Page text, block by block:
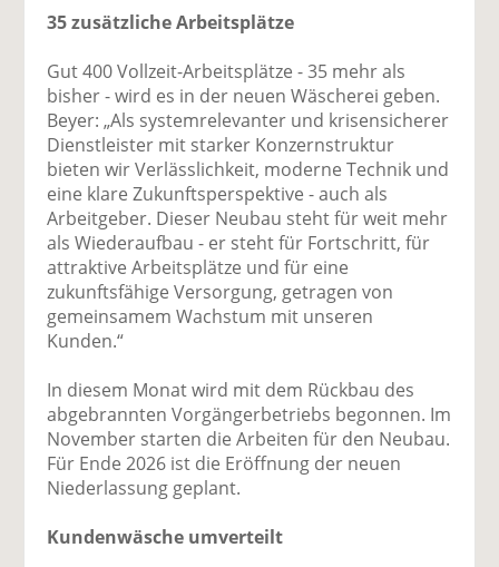
35 zusätzliche Arbeitsplätze
Gut 400 Vollzeit-Arbeitsplätze - 35 mehr als
bisher - wird es in der neuen Wäscherei geben.
Beyer: „Als systemrelevanter und krisensicherer
Dienstleister mit starker Konzernstruktur
bieten wir Verlässlichkeit, moderne Technik und
eine klare Zukunftsperspektive - auch als
Arbeitgeber. Dieser Neubau steht für weit mehr
als Wiederaufbau - er steht für Fortschritt, für
attraktive Arbeitsplätze und für eine
zukunftsfähige Versorgung, getragen von
gemeinsamem Wachstum mit unseren
Kunden.“
In diesem Monat wird mit dem Rückbau des
abgebrannten Vorgängerbetriebs begonnen. Im
November starten die Arbeiten für den Neubau.
Für Ende 2026 ist die Eröffnung der neuen
Niederlassung geplant.
Kundenwäsche umverteilt